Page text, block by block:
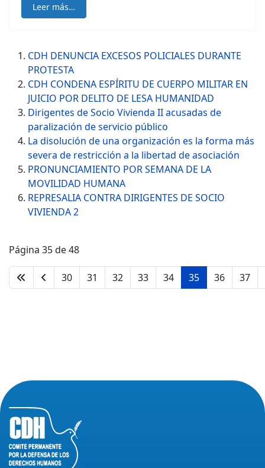
Leer más…
CDH DENUNCIA EXCESOS POLICIALES DURANTE
PROTESTA
CDH CONDENA ESPÍRITU DE CUERPO MILITAR EN
JUICIO POR DELITO DE LESA HUMANIDAD
Dirigentes de Socio Vivienda II acusadas de
paralización de servicio público
La disolución de una organización es la forma más
severa de restricción a la libertad de asociación
PRONUNCIAMIENTO POR SEMANA DE LA
MOVILIDAD HUMANA
REPRESALIA CONTRA DIRIGENTES DE SOCIO
VIVIENDA 2
Página 35 de 48
30 31 32 33 34 35 36 37